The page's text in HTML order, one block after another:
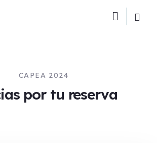
CAPEA 2024
por tu reserva